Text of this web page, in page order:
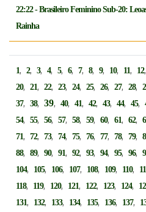
22:22 - Brasileiro Feminino Sub-20:
Rainha
1,2,3,4,5,6,7,8,9, 10, 11, 12,
20,21,22,23,24,25,26,27,28,
37,38,39,40,41,42,43,44,45,
54,55,56,57,58,59,60,61,62,
71,72,73,74,75,76,77,78,79,
88,89,90,91,92,93,94,95,96,
104, 105, 106, 107, 108, 109, 110,
118, 119, 120, 121, 122, 123, 124,
131, 132, 133, 134, 135, 136, 137,